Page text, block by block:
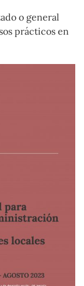
o general
prácticos en